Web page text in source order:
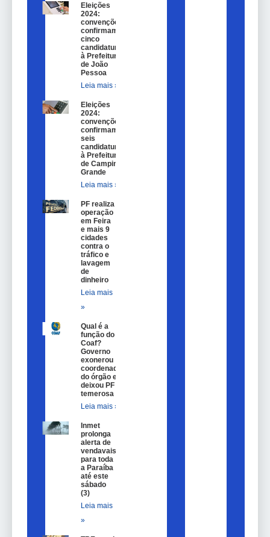
Eleições
2024:
convenções
confirmam
cinco
candidaturas
à Prefeitura
de João
Pessoa
Leia mais »
Eleições
2024:
convenções
confirmam
seis
candidaturas
à Prefeitura
de Campina
Grande
Leia mais »
PF realiza
operação
em Feira
e mais 9
cidades
contra o
tráfico e
lavagem
de
dinheiro
Leia mais
»
Qual é a
função do
Coaf?
Governo
exonerou
coordenador
do órgão e
deixou PF
temerosa
Leia mais »
Inmet
prolonga
alerta de
vendavais
para toda
a Paraíba
até este
sábado
(3)
Leia mais
»